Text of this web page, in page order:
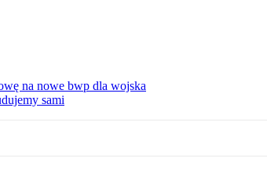
na nowe bwp dla wojska
sami